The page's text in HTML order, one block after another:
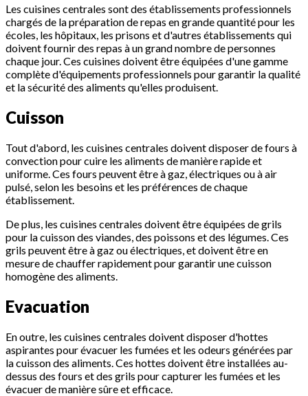
Les cuisines centrales sont des établissements professionnels
chargés de la préparation de repas en grande quantité pour les
écoles, les hôpitaux, les prisons et d'autres établissements qui
doivent fournir des repas à un grand nombre de personnes
chaque jour. Ces cuisines doivent être équipées d'une gamme
complète d'équipements professionnels pour garantir la qualité
et la sécurité des aliments qu'elles produisent.
Cuisson
Tout d'abord, les cuisines centrales doivent disposer de fours à
convection pour cuire les aliments de manière rapide et
uniforme. Ces fours peuvent être à gaz, électriques ou à air
pulsé, selon les besoins et les préférences de chaque
établissement.
De plus, les cuisines centrales doivent être équipées de grils
pour la cuisson des viandes, des poissons et des légumes. Ces
grils peuvent être à gaz ou électriques, et doivent être en
mesure de chauffer rapidement pour garantir une cuisson
homogène des aliments.
Evacuation
En outre, les cuisines centrales doivent disposer d'hottes
aspirantes pour évacuer les fumées et les odeurs générées par
la cuisson des aliments. Ces hottes doivent être installées au-
dessus des fours et des grils pour capturer les fumées et les
évacuer de manière sûre et efficace.